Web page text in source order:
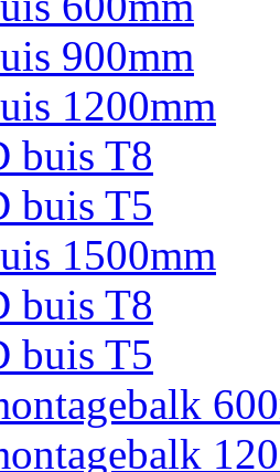
900mm
1200mm
buis T8
buis T5
1500mm
buis T8
buis T5